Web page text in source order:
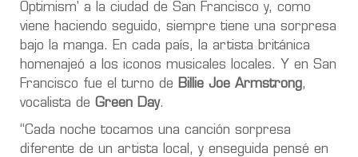
Optimism' a la ciudad de San Francisco y, como
viene haciendo seguido, siempre tiene una sorpresa
bajo la manga. En cada país, la artista británica
homenajeó a los iconos musicales locales. Y en San
Francisco fue el turno de Billie Joe Armstrong,
vocalista de Green Day.
“Cada noche tocamos una canción sorpresa
diferente de un artista local, y enseguida pensé en